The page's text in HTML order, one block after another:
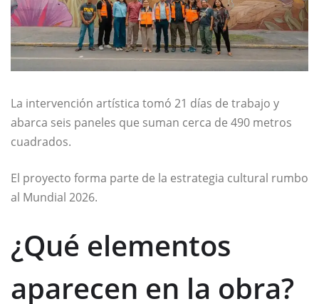
La intervención artística tomó 21 días de trabajo y
abarca seis paneles que suman cerca de 490 metros
cuadrados.
El proyecto forma parte de la estrategia cultural rumbo
al Mundial 2026.
¿Qué elementos
aparecen en la obra?